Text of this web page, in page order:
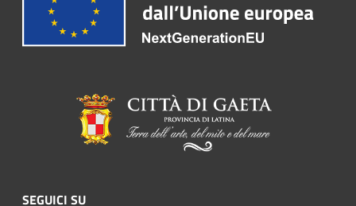
SEGUICI SU